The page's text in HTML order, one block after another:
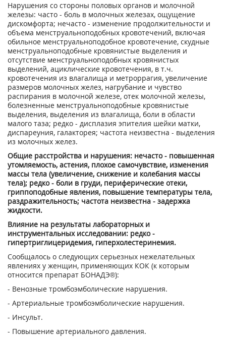
Нарушения со стороны половых органов и молочной
железы: часто - боль в молочных железах, ощущение
дискомфорта; нечасто - изменение продолжительности и
объема менструальноподобных кровотечений, включая
обильное менструальноподобное кровотечение, скудные
менструальноподобные кровянистые выделения и
отсутствие менструальноподобных кровянистых
выделений, ациклические кровотечения, в т.ч.
кровотечения из влагалища и метроррагия, увеличение
размеров молочных желез, нагрубание и чувство
распирания в молочной железе, отек молочной железы,
болезненные менструальноподобные кровянистые
выделения, выделения из влагалища, боли в области
малого таза; редко - дисплазия эпителия шейки матки,
диспареуния, галакторея; частота неизвестна - выделения
из молочных желез.
Общие расстройства и нарушения: нечасто - повышенная
утомляемость, астения, плохое самочувствие, изменения
массы тела (увеличение, снижение и колебания массы
тела); редко - боли в груди, периферические отеки,
гриппоподобные явления, повышение температуры тела,
раздражительность; частота неизвестна - задержка
жидкости.
Влияние на результаты лабораторных и
инструментальных исследовании: редко -
гипертриглицеридемия, гиперхолестеринемия.
Сообщалось о следующих серьезных нежелательных
явлениях у женщин, применяющих КОК (к которым
относится препарат БОНАДЭ®):
- Венозные тромбоэмболические нарушения.
- Артериальные тромбоэмболические нарушения.
- Инсульт.
- Повышение артериального давления.